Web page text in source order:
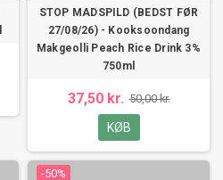
STOP MADSPILD (BEDST FØR
27/08/26) - Kooksoondang
Makgeolli Peach Rice Drink 3%
750ml
37,50 kr. 50,00 kr.
KØB
-50%